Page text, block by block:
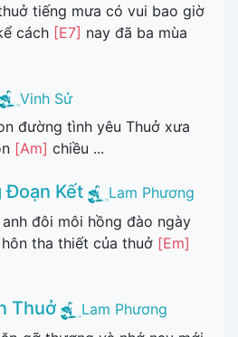
tiếng mưa có vui bao giờ
cách [E7] nay đã ba mùa
Vinh Sử
đường tình yêu Thuở xưa
[Am] chiều ...
Đoạn Kết
Lam Phương
anh đôi môi hồng đào ngày
hôn tha thiết của thuở [Em]
Thuở
Lam Phương